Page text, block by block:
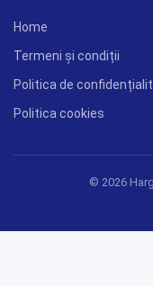
Home
Termeni și condiții
Politica de
Politica cookies
© 2026